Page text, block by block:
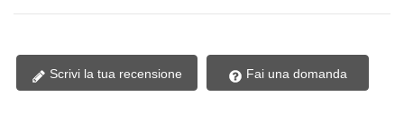
Scrivi la tua recensione Fai una domanda